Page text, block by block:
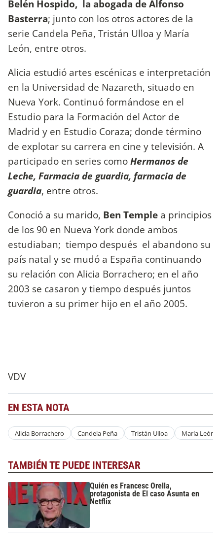
Belén Hospido, la abogada de Alfonso
Basterra; junto con los otros actores de la
serie Candela Peña, Tristán Ulloa y María
León, entre otros.
Alicia estudió artes escénicas e interpretación
en la Universidad de Nazareth, situado en
Nueva York. Continuó formándose en el
Estudio para la Formación del Actor de
Madrid y en Estudio Coraza; donde término
de explotar su carrera en cine y televisión. A
participado en series comoHermanos de
Leche, Farmacia de guardia, farmacia de
guardia, entre otros.
Conoció a su marido, Ben Temple a principios
de los 90 en Nueva York donde ambos
estudiaban; tiempo después el abandono su
país natal y se mudó a España continuando
su relación con Alicia Borrachero; en el año
2003 se casaron y tiempo después juntos
tuvieron a su primer hijo en el año 2005.
VDV
EN ESTA NOTA
Alicia Borrachero Candela Peña Tristán Ulloa María León
TAMBIÉN TE PUEDE INTERESAR
Quién es Francesc Orella,
protagonista de El caso Asunta en
Netflix